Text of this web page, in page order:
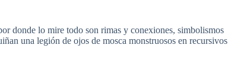
donde lo mire todo son rimas y conexiones, simbolismos
una legión de ojos de mosca monstruosos en recursivos